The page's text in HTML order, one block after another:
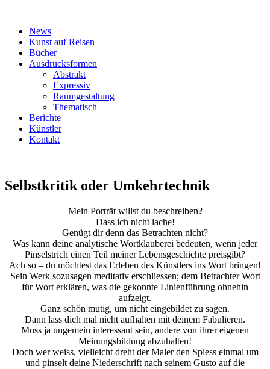
News
Kunst auf Reisen
Bücher
Ausdrucksformen
Abstrakt
Expressiv
Raumgestaltung
Thematisch
Berichte
Künstler
Kontakt
Selbstkritik oder Umkehrtechnik
Mein Porträt willst du beschreiben?
Dass ich nicht lache!
Genügt dir denn das Betrachten nicht?
Was kann deine analytische Wortklauberei bedeuten, wenn jeder
Pinselstrich einen Teil meiner Lebensgeschichte preisgibt?
Ach so – du möchtest das Erleben des Künstlers ins Wort bringen!
Sein Werk sozusagen meditativ erschliessen; dem Betrachter Wort
für Wort erklären, was die gekonnte Linienführung ohnehin
aufzeigt.
Ganz schön mutig, um nicht eingebildet zu sagen.
Dann lass dich mal nicht aufhalten mit deinem Fabulieren.
Muss ja ungemein interessant sein, andere von ihrer eigenen
Meinungsbildung abzuhalten!
Doch wer weiss, vielleicht dreht der Maler den Spiess einmal um
und pinselt deine Niederschrift nach seinem Gusto auf die